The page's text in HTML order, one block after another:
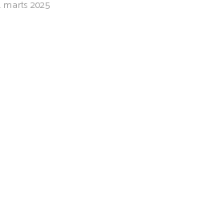
marts 2025